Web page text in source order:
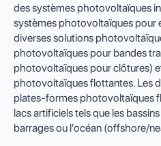
des systèmes photovoltaïques
systèmes photovoltaïques pour
diverses solutions
photovoltaïques pour bandes
photovoltaïques pour clôtures)
photovoltaïques flottantes. Les
plates-formes photovoltaïques
lacs artificiels tels que les
barrages ou l'océan (offshore/